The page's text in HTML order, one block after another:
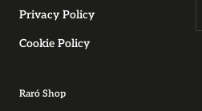
Privacy Policy
Cookie Policy
Raró Shop